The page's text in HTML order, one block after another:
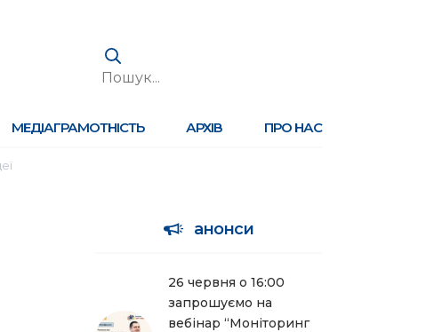
МЕДІАГРАМОТНІСТЬ АРХІВ ПРО НАС
анонси
26 червня о 16:00
запрошуємо на
вебінар “Моніторинг